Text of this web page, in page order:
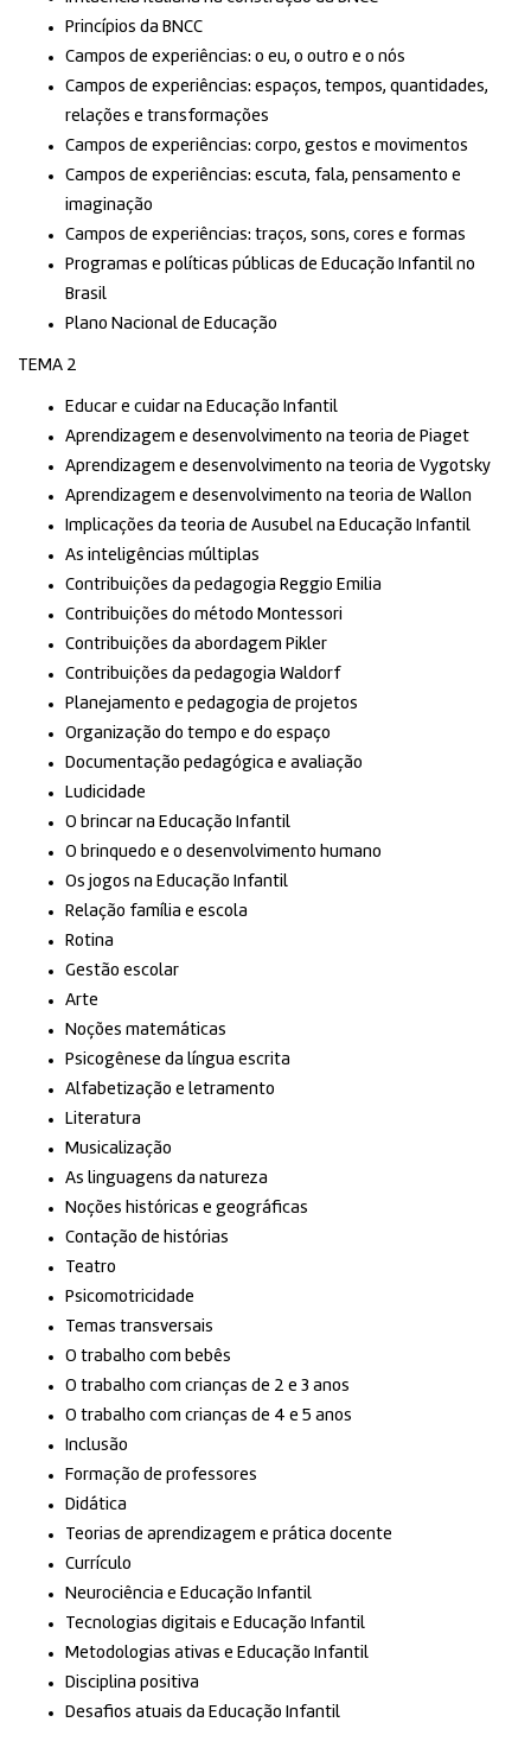
Princípios da BNCC
Campos de experiências: o eu, o outro e o nós
Campos de experiências: espaços, tempos, quantidades,
relações e transformações
Campos de experiências: corpo, gestos e movimentos
Campos de experiências: escuta, fala, pensamento e
imaginação
Campos de experiências: traços, sons, cores e formas
Programas e políticas públicas de Educação Infantil no
Brasil
Plano Nacional de Educação
TEMA 2
Educar e cuidar na Educação Infantil
Aprendizagem e desenvolvimento na teoria de Piaget
Aprendizagem e desenvolvimento na teoria de Vygotsky
Aprendizagem e desenvolvimento na teoria de Wallon
Implicações da teoria de Ausubel na Educação Infantil
As inteligências múltiplas
Contribuições da pedagogia Reggio Emilia
Contribuições do método Montessori
Contribuições da abordagem Pikler
Contribuições da pedagogia Waldorf
Planejamento e pedagogia de projetos
Organização do tempo e do espaço
Documentação pedagógica e avaliação
Ludicidade
O brincar na Educação Infantil
O brinquedo e o desenvolvimento humano
Os jogos na Educação Infantil
Relação família e escola
Rotina
Gestão escolar
Arte
Noções matemáticas
Psicogênese da língua escrita
Alfabetização e letramento
Literatura
Musicalização
As linguagens da natureza
Noções históricas e geográficas
Contação de histórias
Teatro
Psicomotricidade
Temas transversais
O trabalho com bebês
O trabalho com crianças de 2 e 3 anos
O trabalho com crianças de 4 e 5 anos
Inclusão
Formação de professores
Didática
Teorias de aprendizagem e prática docente
Currículo
Neurociência e Educação Infantil
Tecnologias digitais e Educação Infantil
Metodologias ativas e Educação Infantil
Disciplina positiva
Desafios atuais da Educação Infantil